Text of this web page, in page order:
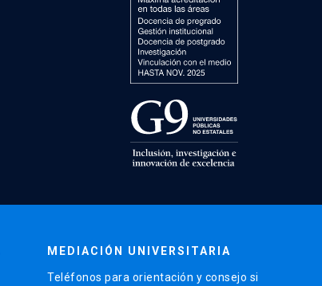
MEDIACIÓN UNIVERSITARIA
Teléfonos para orientación y consejo si